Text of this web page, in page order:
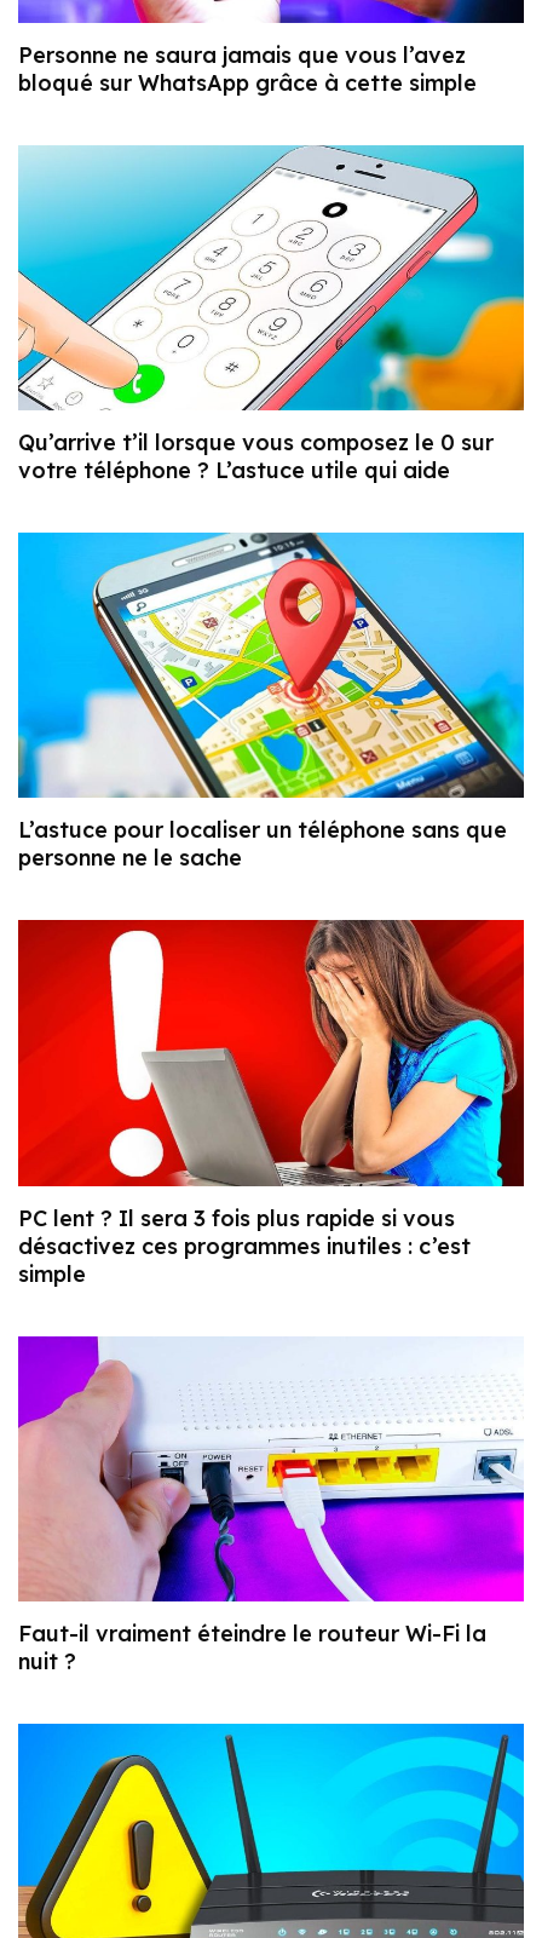
Personne ne saura jamais que vous l’avez
bloqué sur WhatsApp grâce à cette simple
Qu’arrive t’il lorsque vous composez le 0 sur
votre téléphone ? L’astuce utile qui aide
L’astuce pour localiser un téléphone sans que
personne ne le sache
PC lent ? Il sera 3 fois plus rapide si vous
désactivez ces programmes inutiles : c’est
simple
Faut-il vraiment éteindre le routeur Wi-Fi la
nuit ?